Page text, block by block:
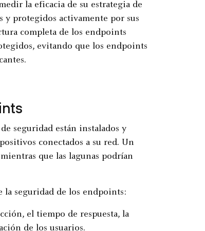
la eficacia de su estrategia de
y protegidos activamente por sus
completa de los endpoints
evitando que los endpoints
seguridad están instalados y
conectados a su red. Un
que las lagunas podrían
la seguridad de los endpoints:
el tiempo de respuesta, la
de los usuarios.